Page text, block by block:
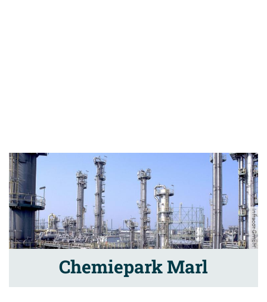
Infracor GmbH
Chemiepark Marl